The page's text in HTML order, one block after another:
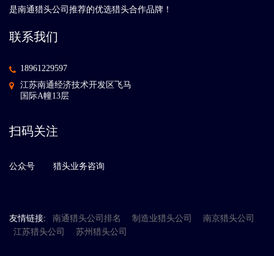
是南通猎头公司推荐的优选猎头合作品牌！
联系我们
18961229597
江苏南通经济技术开发区飞马
国际A幢13层
扫码关注
公众号 猎头业务咨询
友情链接: 南通猎头公司排名 制造业猎头公司
南京猎头公司
江苏猎头公司
苏州猎头公司